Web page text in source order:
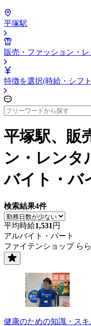
平塚駅
販売・ファッション・
特徴を選択(時給・シフ
平塚駅、販
ン・レンタ
バイト・バ
検索結果4件
平均時給1,531 円
アルバイト・パート
ファイテンショップ ら
健康のための知識・ス